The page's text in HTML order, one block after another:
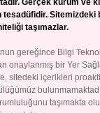
Gerçek kurum ve
tesadüfidir. Sitemizdeki
taşımazlar.
gereğince Bilgi
onaylanmış bir Yer
sitedeki içerikleri
taşımakta